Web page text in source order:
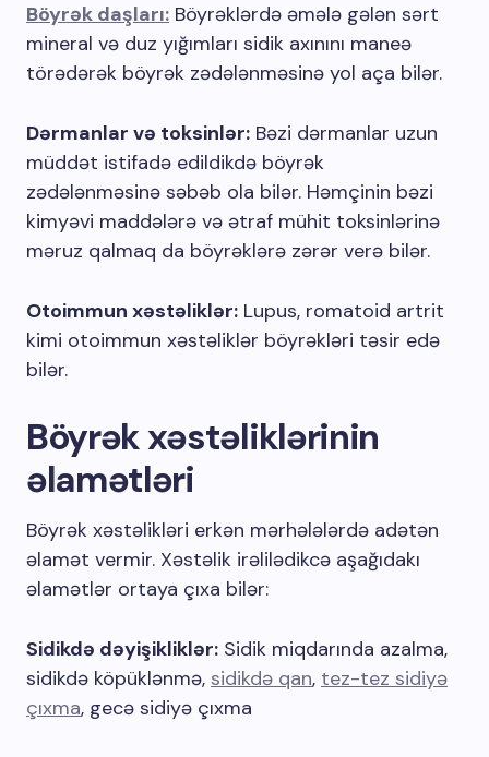
Böyrək daşları: Böyrəklərdə əmələ gələn sərt
mineral və duz yığımları sidik axınını maneə
törədərək böyrək zədələnməsinə yol aça bilər.
Dərmanlar və toksinlər: Bəzi dərmanlar uzun
müddət istifadə edildikdə böyrək
zədələnməsinə səbəb ola bilər. Həmçinin bəzi
kimyəvi maddələrə və ətraf mühit toksinlərinə
məruz qalmaq da böyrəklərə zərər verə bilər.
Otoimmun xəstəliklər: Lupus, romatoid artrit
kimi otoimmun xəstəliklər böyrəkləri təsir edə
bilər.
Böyrək xəstəliklərinin
əlamətləri
Böyrək xəstəlikləri erkən mərhələlərdə adətən
əlamət vermir. Xəstəlik irəlilədikcə aşağıdakı
əlamətlər ortaya çıxa bilər:
Sidikdə dəyişikliklər: Sidik miqdarında azalma,
sidikdə köpüklənmə, sidikdə qan, tez-tez sidiyə
çıxma, gecə sidiyə çıxma